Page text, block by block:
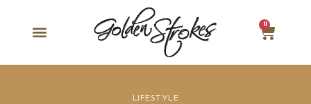
0
LIFESTYLE